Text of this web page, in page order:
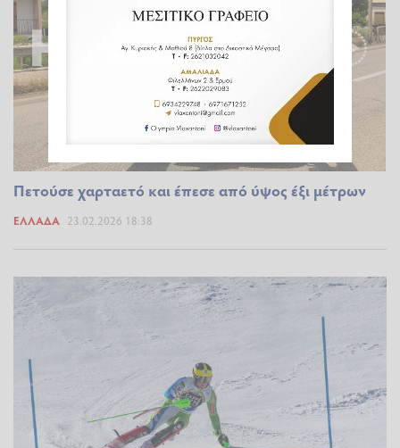
Πετούσε χαρταετό και έπεσε από ύψος έξι μέτρων
ΕΛΛΆΔΑ 23.02.2026 18:38